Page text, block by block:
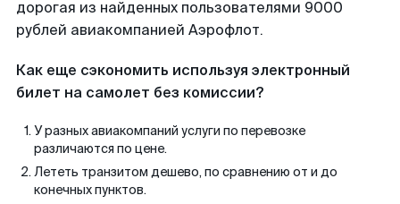
дорогая из найденных пользователями 9000
рублей авиакомпанией Аэрофлот.
Как еще сэкономить используя электронный
билет на самолет без комиссии?
У разных авиакомпаний услуги по перевозке
различаются по цене.
Лететь транзитом дешево, по сравнению от и до
конечных пунктов.